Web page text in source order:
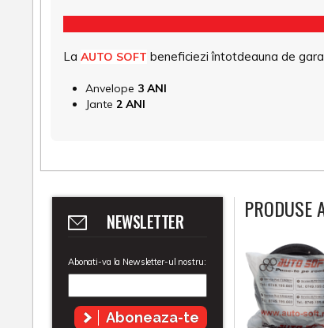
La AUTO SOFT beneficiezi întotdeauna de
Anvelope 3 ANI
Jante 2 ANI
NEWSLETTER
Abonati-va la Newsletter-ul nostru:
Aboneaza-te
PRODUSE